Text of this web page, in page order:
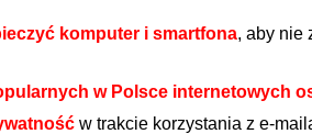
komputer i smartfona, aby nie
w Polsce internetowych
w trakcie korzystania z e-